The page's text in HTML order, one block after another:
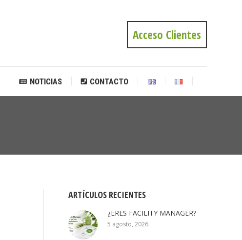
Acceso Clientes
NOTICIAS CONTACTO
ARTÍCULOS RECIENTES
¿ERES FACILITY MANAGER?
5 agosto, 2026